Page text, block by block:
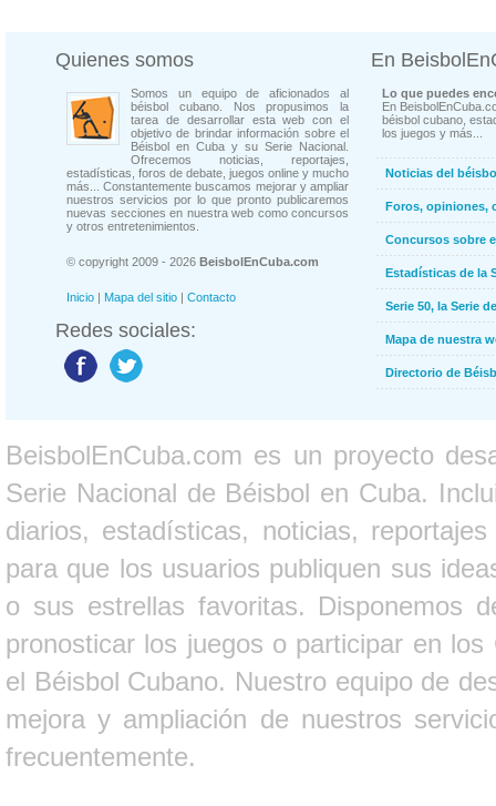
Quienes somos
Somos un equipo de aficionados al
béisbol cubano. Nos propusimos la
tarea de desarrollar esta web con el
objetivo de brindar información sobre el
Béisbol en Cuba y su Serie Nacional.
Ofrecemos noticias, reportajes,
estadísticas, foros de debate, juegos online y mucho
más... Constantemente buscamos mejorar y ampliar
nuestros servicios por lo que pronto publicaremos
nuevas secciones en nuestra web como concursos
y otros entretenimientos.
© copyright 2009 - 2026 BeisbolEnCuba.com
Inicio | Mapa del sitio | Contacto
Redes sociales:
En
Lo que puedes
En
béisbol cubano,
los juegos y más...
Noticias del
Foros, opiniones,
Concursos sobre
Estadísticas de la
Serie 50, la Serie
Mapa de nuestra
Directorio de
BeisbolEnCuba.com es un proyecto
Serie Nacional de Béisbol en Cuba.
diarios, estadísticas, noticias,
para que los usuarios publiquen sus
o sus estrellas favoritas. Disponemos
pronosticar los juegos o participar en
el Béisbol Cubano. Nuestro equipo de
mejora y ampliación de nuestros
frecuentemente.